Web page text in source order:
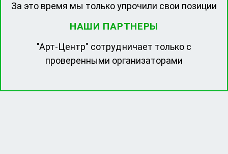
За это время мы только упрочили свои позиции
НАШИ ПАРТНЕРЫ
"Арт-Центр" сотрудничает только с
проверенными организаторами